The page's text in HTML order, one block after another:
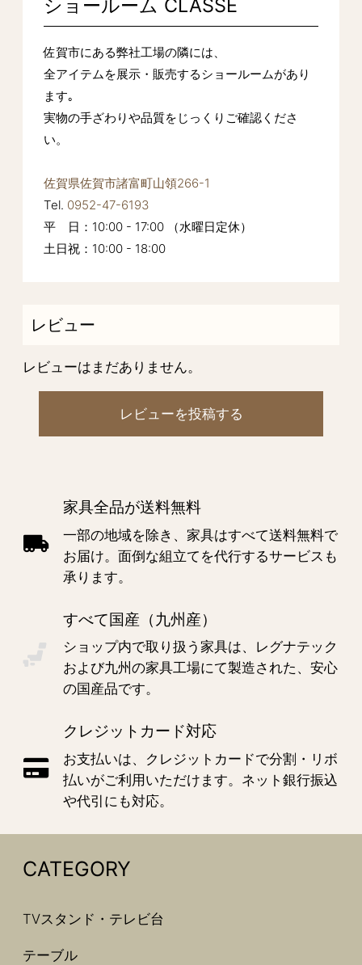
ショールーム CLASSE
佐賀市にある弊社工場の隣には、
全アイテムを展示・販売するショールームがあり
ます｡
実物の手ざわりや品質をじっくりご確認くださ
い。
佐賀県佐賀市諸富町山領266-1
Tel. 0952-47-6193
平 日：10:00 - 17:00 （水曜日定休）
土日祝：10:00 - 18:00
レビュー
レビューはまだありません。
レビューを投稿する
家具全品が送料無料
一部の地域を除き、家具はすべて送料無料で
お届け。面倒な組立てを代行するサービスも
承ります。
すべて国産（九州産）
ショップ内で取り扱う家具は、レグナテック
および九州の家具工場にて製造された、安心
の国産品です。
クレジットカード対応
お支払いは、クレジットカードで分割・リボ
払いがご利用いただけます。ネット銀行振込
や代引にも対応。
CATEGORY
TVスタンド・テレビ台
テーブル